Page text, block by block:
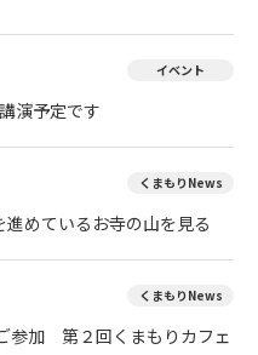
イベント
演予定です
くまもりNews
めているお寺の山を見る
くまもりNews
参加 第２回くまもりカフェ